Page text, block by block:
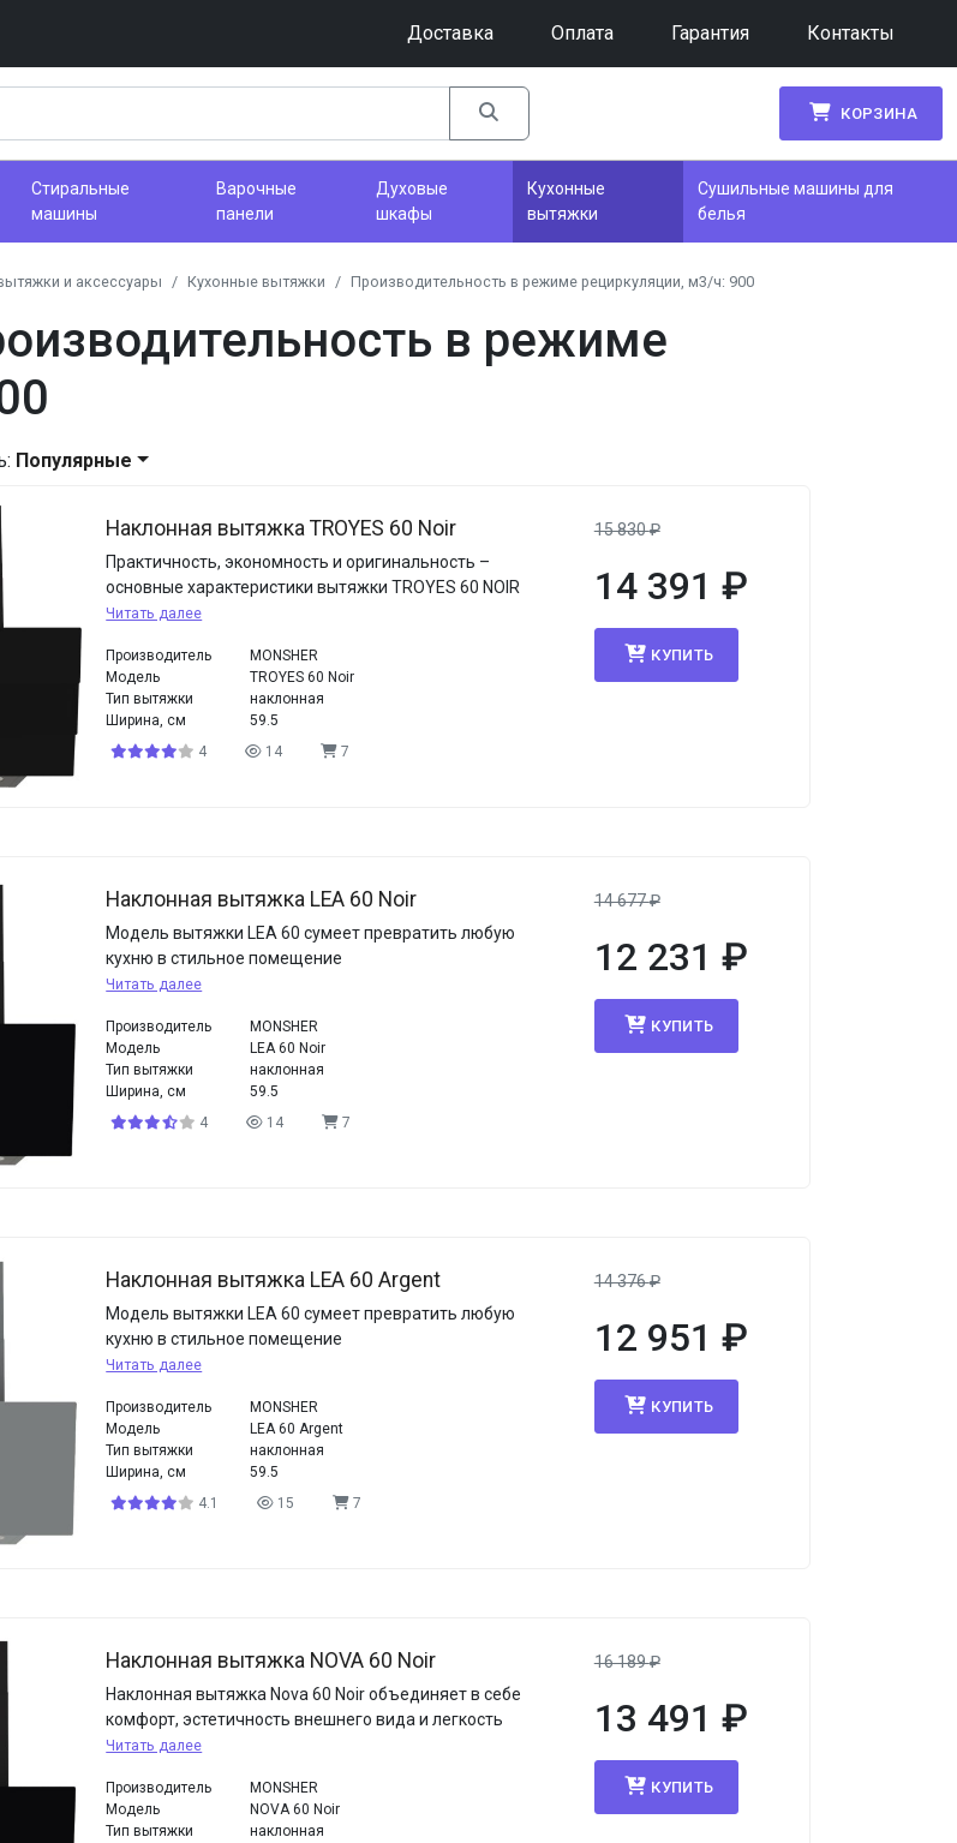
Доставка Оплата Гарантия Контакты
КОРЗИНА
Стиральные
машины
Варочные
панели
Духовые
шкафы
Кухонные
вытяжки
Сушильные машины для
белья
и аксессуары Кухонные вытяжки Производительность в режиме рециркуляции, м3/ч: 900
в режиме
Популярные
Наклонная вытяжка TROYES 60 Noir
Практичность, экономность и оригинальность –
основные характеристики вытяжки TROYES 60 NOIR
Читать далее
Производитель
MONSHER
Модель
TROYES 60 Noir
Тип вытяжки
наклонная
Ширина, см
59.5
4
14 7
15 830₽
14 391 ₽
КУПИТЬ
Наклонная вытяжка LEA 60 Noir
Модель вытяжки LEA 60 сумеет превратить любую
кухню в стильное помещение
Читать далее
Производитель
MONSHER
Модель
LEA 60 Noir
Тип вытяжки
наклонная
Ширина, см
59.5
4
14 7
14 677₽
12 231 ₽
КУПИТЬ
Наклонная вытяжка LEA 60 Argent
Модель вытяжки LEA 60 сумеет превратить любую
кухню в стильное помещение
Читать далее
Производитель
MONSHER
Модель
LEA 60 Argent
Тип вытяжки
наклонная
Ширина, см
59.5
4.1
15 7
14 376₽
12 951 ₽
КУПИТЬ
Наклонная вытяжка NOVA 60 Noir
Наклонная вытяжка Nova 60 Noir объединяет в себе
комфорт, эстетичность внешнего вида и легкость
Читать далее
Производитель
MONSHER
Модель
NOVA 60 Noir
Тип вытяжки
наклонная
16 189₽
13 491 ₽
КУПИТЬ